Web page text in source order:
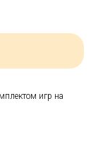
игр на